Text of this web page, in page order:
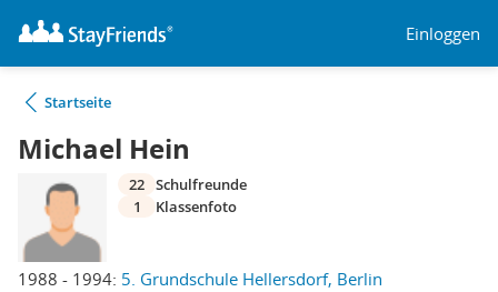
Einloggen
Startseite
Michael Hein
1988 - 1994: 5. Grundschule Hellersdorf, Berlin
22 Schulfreunde
1
Klassenfoto